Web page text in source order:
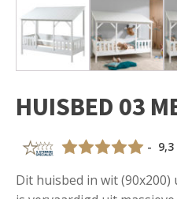
HUISBED 03
- 9,3
Dit huisbed in wit (90x200)